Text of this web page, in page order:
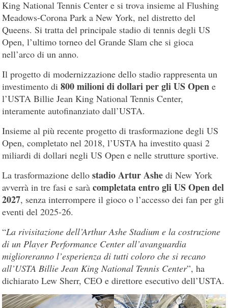
King National Tennis Center e si trova insieme al Flushing
Meadows-Corona Park a New York, nel distretto del
Queens. Si tratta del principale stadio di tennis degli US
Open, l’ultimo torneo del Grande Slam che si gioca
nell’arco di un anno.
Il progetto di modernizzazione dello stadio rappresenta un
investimento di800 milioni di dollari per gli US Open e
l’USTA Billie Jean King National Tennis Center,
interamente autofinanziato dall’USTA.
Insieme al più recente progetto di trasformazione degli US
Open, completato nel 2018, l’USTA ha investito quasi 2
miliardi di dollari negli US Open e nelle strutture sportive.
La trasformazione dellostadio Artur Ashe di New York
avverrà in tre fasi e saràcompletata entro gli US Open del
2027, senza interrompere il gioco o l’accesso dei fan per gli
eventi del 2025-26.
“La rivisitazione dell’Arthur Ashe Stadium e la costruzione
di un Player Performance Center all’avanguardia
miglioreranno l’esperienza di tutti coloro che si recano
all’USTA Billie Jean King National Tennis Center”, ha
dichiarato Lew Sherr, CEO e direttore esecutivo dell’USTA.